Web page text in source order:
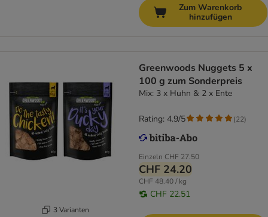
Zum Warenkorb
hinzufügen
3 Varianten
Greenwoods Nuggets 5 x
100 g zum Sonderpreis
Mix: 3 x Huhn & 2 x Ente
Einzeln CHF 27.50
CHF 24.20
CHF 48.40 / kg
CHF 22.51
Rating: 4.9/5 (22)